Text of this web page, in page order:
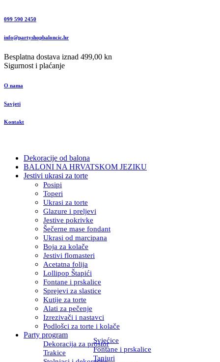
099 590 2450
info@partyshopbaloncic.hr
Besplatna dostava iznad 499,00 kn
Sigurnost i plaćanje
O nama
Savjeti
Kontakt
Dekoracije od balona
BALONI NA HRVATSKOM JEZIKU
Jestivi ukrasi za torte
Posipi
Toperi
Ukrasi za torte
Glazure i preljevi
Jestive pokrivke
Šečerne mase fondant
Ukrasi od marcipana
Boja za kolače
Jestivi flomasteri
Acetatna folija
Lollipop Štapići
Fontane i prskalice
Sprejevi za slastice
Kutije za torte
Alati za pečenje
Izrezivači i nastavci
Podlošci za torte i kolače
Party program
Dekoracija za prostor
Svjećice
Trakice
Fontane i prskalice
Tanjuri